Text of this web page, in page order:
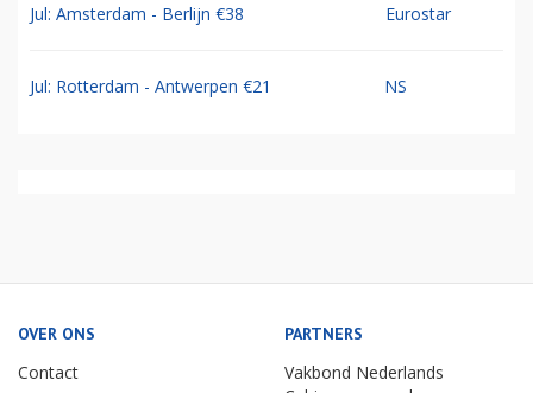
Jul: Amsterdam - Berlijn €38 Eurostar
Jul: Rotterdam - Antwerpen €21 NS
OVER ONS
Contact
PARTNERS
Vakbond Nederlands